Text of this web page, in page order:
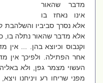
מדבר שהאור
אינו נאחז בו
אלא נסרך סביביו והשלהבת
אלא מדבר שהאור נתלה בו,
וקנבוס וכיוצא בהן. ... אין
אחר הפתילה. ולפיכך אין
העשוי מצמר גפן, ולא באליה
מפני שריחו רע ויניחנו